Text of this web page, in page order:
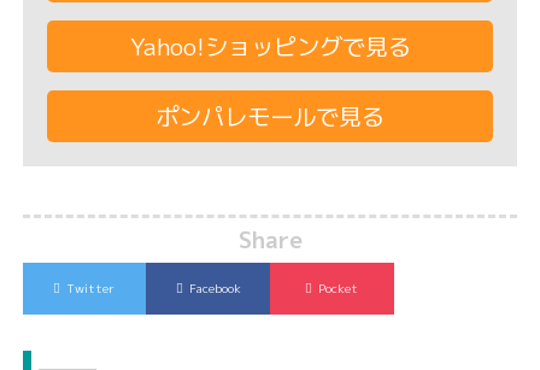
Yahoo!ショッピングで見る
ポンパレモールで見る
Share
Twitter Facebook Pocket